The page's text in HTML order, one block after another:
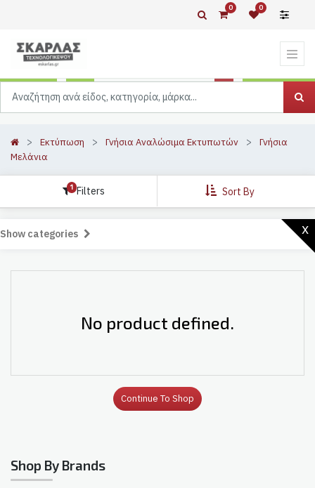
0 0
Εκτύπωση Γνήσια Αναλώσιμα Εκτυπωτών
Γνήσια
Μελάνια
1 Filters Sort By
x
Show categories
No product defined.
Continue To Shop
Shop By Brands